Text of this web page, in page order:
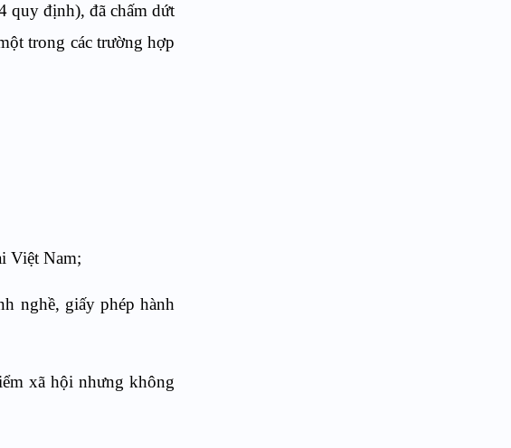
quy định), đã chấm dứt
trong các trường hợp
Việt Nam;
nghề, giấy phép hành
xã hội nhưng không